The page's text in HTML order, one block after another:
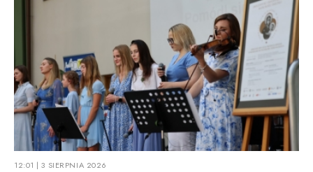
12:01 | 3 SIERPNIA 2026